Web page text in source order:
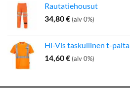
Rautatiehousut
34,80€ (alv 0%)
Hi-Vis taskullinen t-paita
14,60€ (alv 0%)